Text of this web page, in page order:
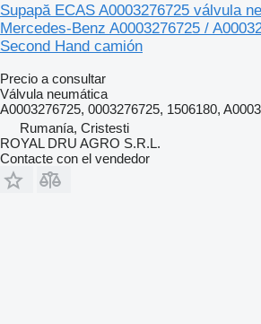
Supapă ECAS A0003276725 válvula
Mercedes-Benz A0003276725 /
Second Hand camión
Precio a consultar
Válvula neumática
A0003276725, 0003276725, 1506180,
Rumanía, Cristesti
ROYAL DRU AGRO S.R.L.
Contacte con el vendedor